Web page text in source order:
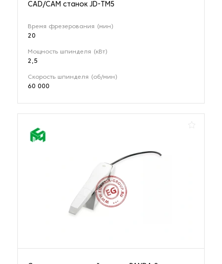
CAD/CAM станок JD-TМ5
Время фрезерования (мин)
20
Мощность шпинделя (кВт)
2,5
Скорость шпинделя (об/мин)
60 000